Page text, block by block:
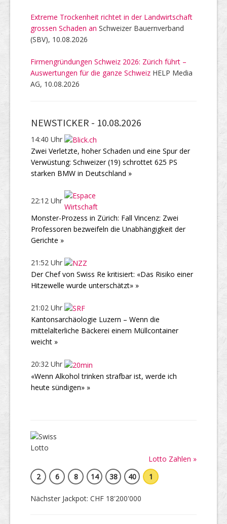
Extreme Trockenheit richtet in der Landwirtschaft
grossen Schaden an Schweizer Bauernverband
(SBV), 10.08.2026
Firmengründungen Schweiz 2026: Zürich führt –
Auswertungen für die ganze Schweiz HELP Media
AG, 10.08.2026
NEWSTICKER - 10.08.2026
14:40 Uhr
Zwei Verletzte, hoher Schaden und eine Spur der
Verwüstung: Schweizer (19) schrottet 625 PS
starken BMW in Deutschland »
22:12 Uhr
Monster-Prozess in Zürich: Fall Vincenz: Zwei
Professoren bezweifeln die Unabhängigkeit der
Gerichte »
21:52 Uhr
Der Chef von Swiss Re kritisiert: «Das Risiko einer
Hitzewelle wurde unterschätzt» »
21:02 Uhr
Kantonsarchäologie Luzern – Wenn die
mittelalterliche Bäckerei einem Müllcontainer
weicht »
20:32 Uhr
«Wenn Alkohol trinken strafbar ist, werde ich
heute sündigen» »
Lotto Zahlen »
2
6 8 14 38 40 1
Nächster Jackpot: CHF 18'200'000